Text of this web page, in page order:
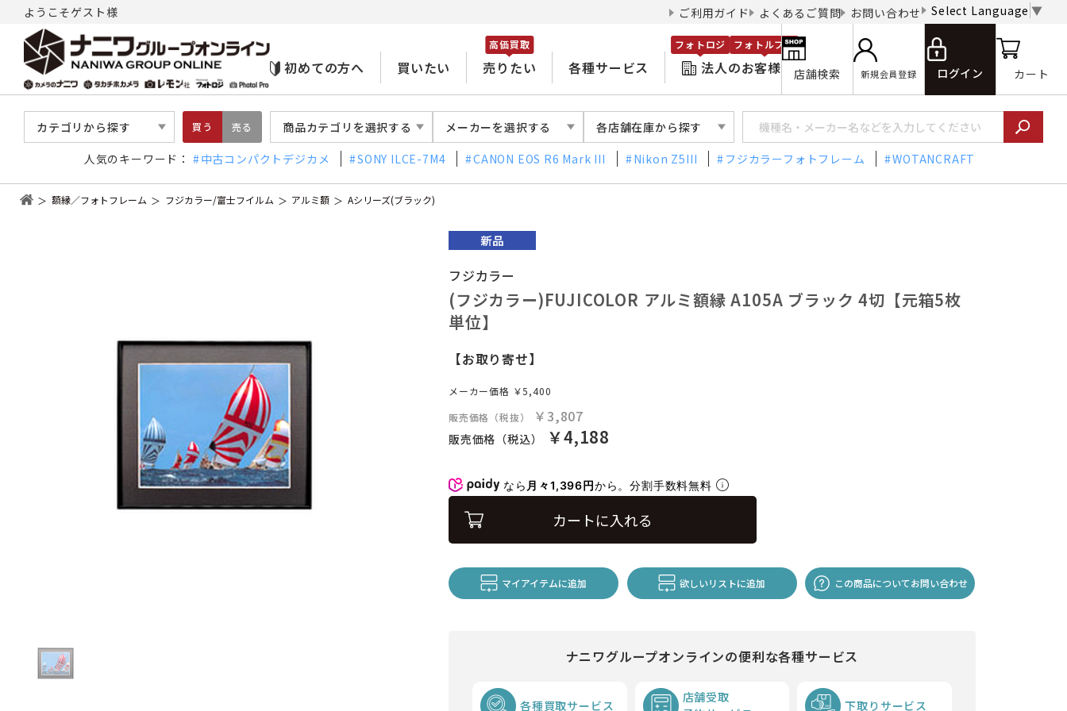
ようこそゲスト様 ご利用ガイド よくあるご質問 お問い合わせ Select Language ▼
初めての方へ 買いたい 売りたい
高価買取
各種サービス 法人のお客様
フォトロジ フォトルプロ
店舗検索 新規会員登録 ログイン カート
カテゴリから探す 買う 売る 商品カテゴリを選択する メーカーを選択する 各店舗在庫から探す
人気のキーワード： 中古コンパクトデジカメ SONY ILCE-7M4 CANON EOS R6 Mark III Nikon Z5III フジカラーフォトフレーム WOTANCRAFT
額縁／フォトフレーム フジカラー/富士フイルム アルミ額 Aシリーズ(ブラック)
フジカラー
(フジカラー)FUJICOLOR アルミ額縁 A105A ブラック 4切【元箱5枚
単位】
【お取り寄せ】
メーカー価格 ￥5,400
販売価格（税抜）
￥3,807
販売価格（税込） ￥4,188
なら 月々1,396円から。分割手数料無料
カートに入れる
マイアイテムに追加 欲しいリストに追加 この商品についてお問い合わせ
ナニワグループオンラインの便利な各種サービス
各種買取サービス
店舗受取
下取りサービス